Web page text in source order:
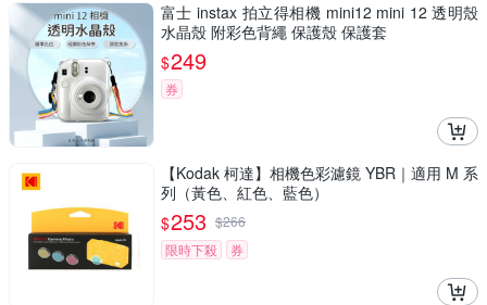
富士 instax 拍立得相機 mini12 mini 12 透明殼
水晶殼 附彩色背繩 保護殼 保護套
$249
券
【Kodak 柯達】相機色彩濾鏡 YBR｜適用 M 系
列（黃色、紅色、藍色）
$253 $266
限時下殺
券